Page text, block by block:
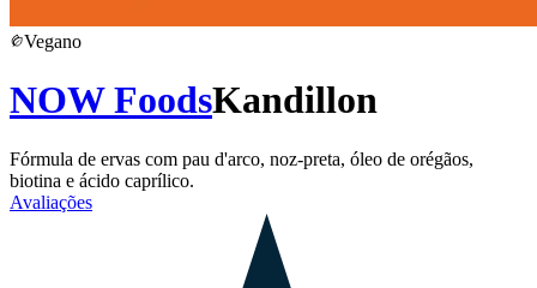
Vegano
NOW FoodsKandillon
Fórmula de ervas com pau d'arco, noz-preta, óleo de orégãos,
biotina e ácido caprílico.
Avaliações